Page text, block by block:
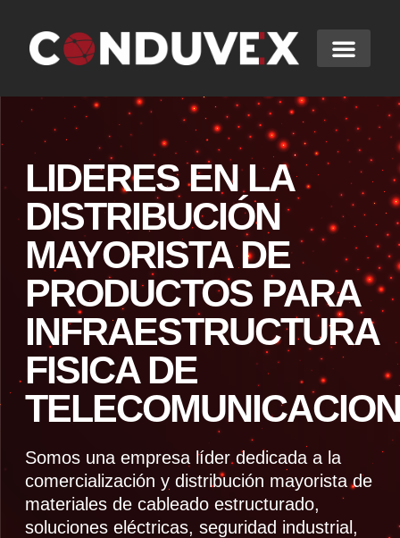
LIDERES EN LA
DISTRIBUCIÓN
MAYORISTA DE
PRODUCTOS PARA
INFRAESTRUCTURA
FISICA DE
Somos una empresa líder dedicada a la
comercialización y distribución mayorista de
materiales de cableado estructurado,
soluciones eléctricas, seguridad industrial,